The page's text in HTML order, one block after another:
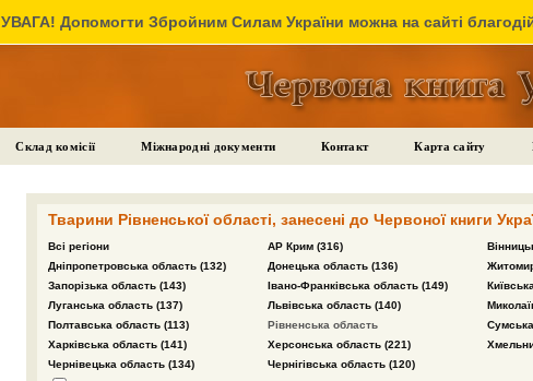
УВАГА! Допомогти Збройним Силам України можна на сайті
Склад комісії Міжнародні документи Контакт Карта сайту
Тварини Рівненської області, занесені до Червоної книги
Всі регіони АР Крим (316)
Дніпропетровська область (132)
Донецька область (136)
Запорізька область (143)
Івано-Франківська область (149)
Луганська область (137)
Львівська область (140)
Полтавська область (113)
Рівненська область
Харківська область (141)
Херсонська область (221)
Чернівецька область (134)
Чернігівська область (120)